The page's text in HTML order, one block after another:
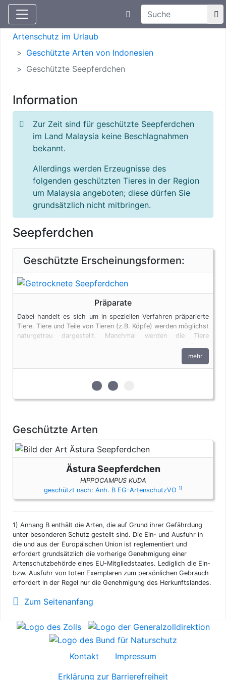
Aktuelle Meldungen
Suchtexteingabe
Artenschutz
Artenschutz im Urlaub
Geschützte Arten von Indonesien
Geschützte Seepferdchen
Information
Zur Zeit sind für geschützte Seepferdchen
im Land Malaysia keine Beschlagnahmen
bekannt.
Allerdings werden Erzeugnisse des
folgenden geschützten Tieres in der Region
um Malaysia angeboten; diese dürfen Sie
grundsätzlich nicht mitbringen.
Seepferdchen
Geschützte Erscheinungsformen:
Präparate
Dabei handelt es sich um in speziellen Verfahren präparierte
Tiere. Tiere und Teile von Tieren (z.B. Köpfe) werden möglichst
naturgetreu dargestellt. Manchmal werden die Tiere
dargestellt. Auch Tierpräparate unterliegen den
artenschutzrechtlichen Bestimmungen. Bei privaten Einfuhren
bis zu vier Erzeugnisse von Krokodilen des Anhangs B pro
transportiert werden. Fleisch und Jagdtrophäen sind von
mehr
zur 1. geschützten
zur 2. geschützten
Geschützte Arten
Ästura Seepferdchen
HIPPOCAMPUS KUDA
geschützt nach: Anh. B EG-ArtenschutzVO 1)
1) Anhang B enthält die Arten, die auf Grund ihrer Gefährdung
unter besonderen Schutz gestellt sind. Die Ein- und Ausfuhr in
die und aus der Europäischen Union ist reglementiert und
erfordert grundsätzlich die vorherige Genehmigung einer
Artenschutzbehörde eines EU-Mitgliedstaates. Lediglich die Ein-
bzw. Ausfuhr von toten Exemplaren zum persönlichen Gebrauch
erfordert in der Regel nur die Genehmigung des Herkunftslandes.
Zum Seitenanfang
Kontakt
Impressum
Erklärung zur Barrierefreiheit